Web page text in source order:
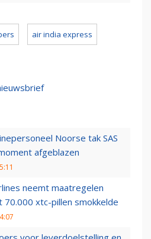
air india express
Noorse tak SAS
afgeblazen
neemt maatregelen
70.000 xtc-pillen smokkelde